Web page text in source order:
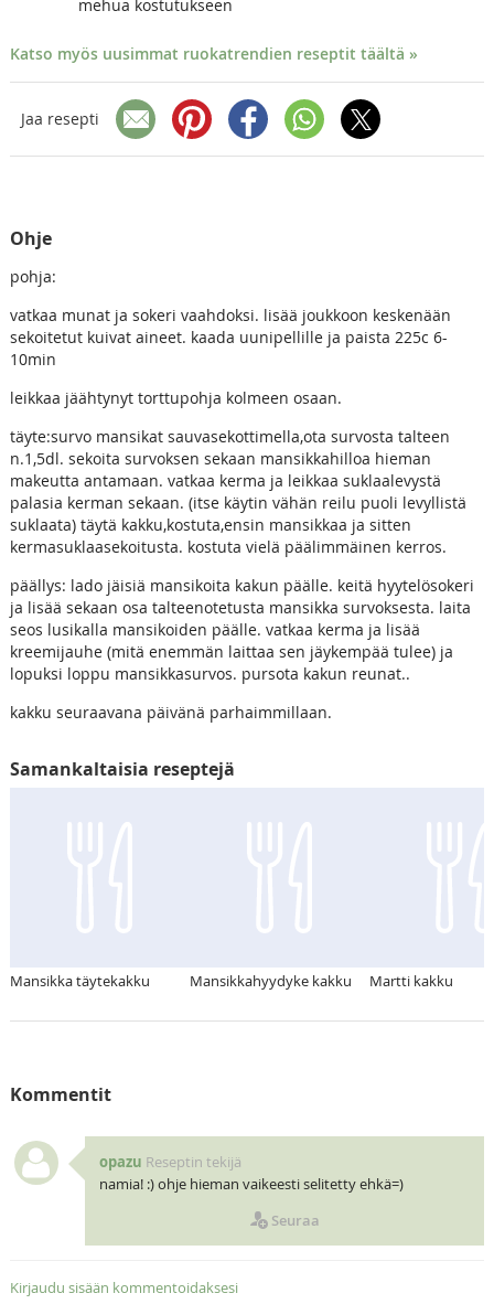
mehua kostutukseen
Katso myös uusimmat ruokatrendien reseptit täältä »
Jaa resepti
Ohje
pohja:
vatkaa munat ja sokeri vaahdoksi. lisää joukkoon keskenään
sekoitetut kuivat aineet. kaada uunipellille ja paista 225c 6-
10min
leikkaa jäähtynyt torttupohja kolmeen osaan.
täyte:survo mansikat sauvasekottimella,ota survosta talteen
n.1,5dl. sekoita survoksen sekaan mansikkahilloa hieman
makeutta antamaan. vatkaa kerma ja leikkaa suklaalevystä
palasia kerman sekaan. (itse käytin vähän reilu puoli levyllistä
suklaata) täytä kakku,kostuta,ensin mansikkaa ja sitten
kermasuklaasekoitusta. kostuta vielä päälimmäinen kerros.
päällys: lado jäisiä mansikoita kakun päälle. keitä hyytelösokeri
ja lisää sekaan osa talteenotetusta mansikka survoksesta. laita
seos lusikalla mansikoiden päälle. vatkaa kerma ja lisää
kreemijauhe (mitä enemmän laittaa sen jäykempää tulee) ja
lopuksi loppu mansikkasurvos. pursota kakun reunat..
kakku seuraavana päivänä parhaimmillaan.
Samankaltaisia reseptejä
Mansikka täytekakku Mansikkahyydyke kakku Martti kakku
Kommentit
opazu Reseptin tekijä
namia! :) ohje hieman vaikeesti selitetty ehkä=)
Seuraa
Kirjaudu sisään kommentoidaksesi